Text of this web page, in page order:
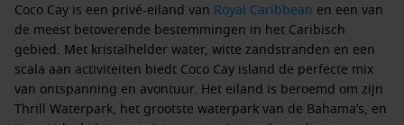
Coco Cay is een privé-eiland van Royal Caribbean en een van
de meest betoverende bestemmingen in het Caribisch
gebied. Met kristalhelder water, witte zandstranden en een
scala aan activiteiten biedt Coco Cay island de perfecte mix
van ontspanning en avontuur. Het eiland is beroemd om zijn
Thrill Waterpark, het grootste waterpark van de Bahama’s, en